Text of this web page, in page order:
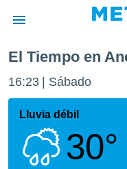
de
por
se
calidad.
El Tiempo en
16:23 Sábado
Lluvia débil
30°